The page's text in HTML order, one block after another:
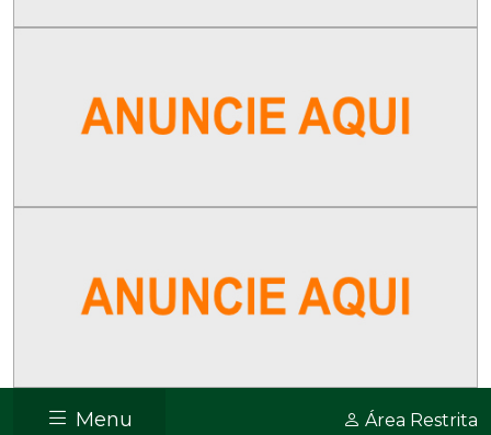
Menu Área Restrita